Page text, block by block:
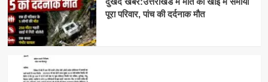
पूरा परिवार, पांच की दर्दनाक मौत